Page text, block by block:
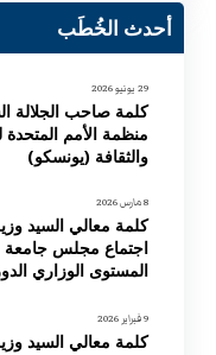
أحدث الخُطَب
29 يونيو 2026
كلمة صاحب الجلالة
منظمة الأمم المتحدة
والثقافة (يونسكو)
8 مارس 2026
كلمة معالي السيد
اجتماع مجلس جامعة
المستوى الوزاري
9 فبراير 2026
كلمة معالي السيد